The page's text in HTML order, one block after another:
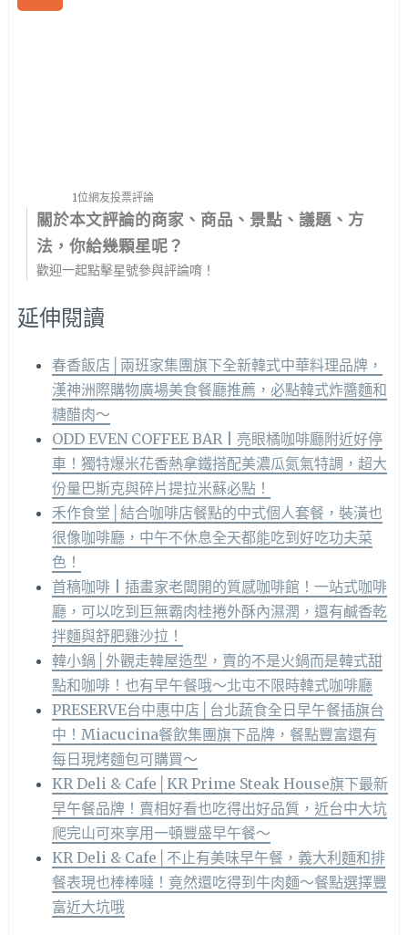
1位網友投票評論
關於本文評論的商家、商品、景點、議題、方
法，你給幾顆星呢？
歡迎一起點擊星號參與評論唷！
延伸閱讀
春香飯店│兩班家集團旗下全新韓式中華料理品牌，
漢神洲際購物廣場美食餐廳推薦，必點韓式炸醬麵和
糖醋肉～
ODD EVEN COFFEE BAR | 亮眼橘咖啡廳附近好停
車！獨特爆米花香熱拿鐵搭配美濃瓜氮氣特調，超大
份量巴斯克與碎片提拉米蘇必點！
禾作食堂│結合咖啡店餐點的中式個人套餐，裝潢也
很像咖啡廳，中午不休息全天都能吃到好吃功夫菜
色！
首稿咖啡 | 插畫家老闆開的質感咖啡館！一站式咖啡
廳，可以吃到巨無霸肉桂捲外酥內濕潤，還有鹹香乾
拌麵與舒肥雞沙拉！
韓小鍋│外觀走韓屋造型，賣的不是火鍋而是韓式甜
點和咖啡！也有早午餐哦～北屯不限時韓式咖啡廳
PRESERVE台中惠中店│台北蔬食全日早午餐插旗台
中！Miacucina餐飲集團旗下品牌，餐點豐富還有
每日現烤麵包可購買～
KR Deli & Cafe│KR Prime Steak House旗下最新
早午餐品牌！賣相好看也吃得出好品質，近台中大坑
爬完山可來享用一頓豐盛早午餐～
KR Deli & Cafe│不止有美味早午餐，義大利麵和排
餐表現也棒棒噠！竟然還吃得到牛肉麵～餐點選擇豐
富近大坑哦